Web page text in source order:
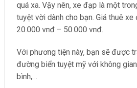
quá xa. Vậy nên, xe đạp là một
tuyệt vời dành cho bạn. Giá thuê
20.000 vnđ – 50.000 vnđ.
Với phương tiện này, bạn sẽ được
đường biển tuyệt mỹ với không
bình,…